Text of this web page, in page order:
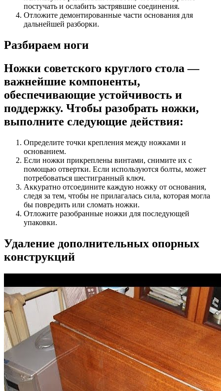
постучать и ослабить застрявшие соединения.
Отложите демонтированные части основания для
дальнейшей разборки.
Разбираем ноги
Ножки советского круглого стола —
важнейшие компоненты,
обеспечивающие устойчивость и
поддержку. Чтобы разобрать ножки,
выполните следующие действия:
Определите точки крепления между ножками и
основанием.
Если ножки прикреплены винтами, снимите их с
помощью отвертки. Если используются болты, может
потребоваться шестигранный ключ.
Аккуратно отсоедините каждую ножку от основания,
следя за тем, чтобы не прилагалась сила, которая могла
бы повредить или сломать ножки.
Отложите разобранные ножки для последующей
упаковки.
Удаление дополнительных опорных
конструкций